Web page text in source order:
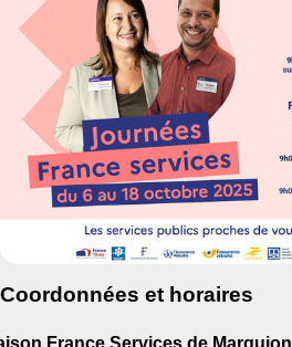
Coordonnées et horaires
France Services de Marquion